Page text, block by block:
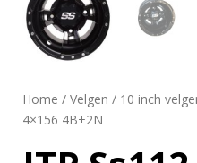
Home / Velgen / 10 inch
4×156 4B+2N